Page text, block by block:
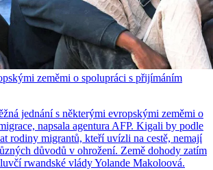
zeměmi o spolupráci s přijímáním
jednání s některými evropskými zeměmi o
napsala agentura AFP. Kigali by podle
rodiny migrantů, kteří uvízli na cestě, nemají
důvodů v ohrožení. Země dohody zatím
rwandské vlády Yolande Makoloová.